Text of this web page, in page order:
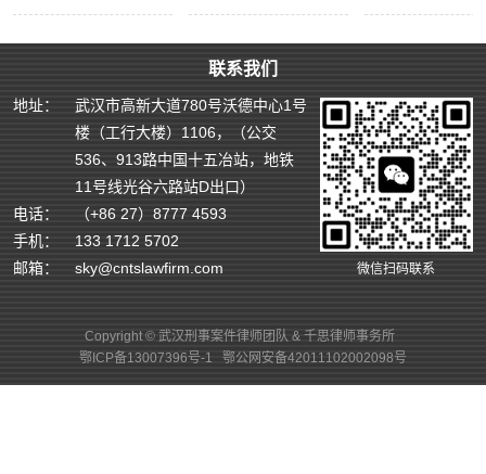
联系我们
地址：
武汉市高新大道780号沃德中心1号
楼（工行大楼）1106，（公交
536、913路中国十五冶站，地铁
11号线光谷六路站D出口）
电话：
（+86 27）8777 4593
手机：
133 1712 5702
邮箱：
sky@cntslawfirm.com 微信扫码联系
Copyright © 武汉刑事案件律师团队 & 千思律师事务所
鄂ICP备13007396号-1
鄂公网安备42011102002098号